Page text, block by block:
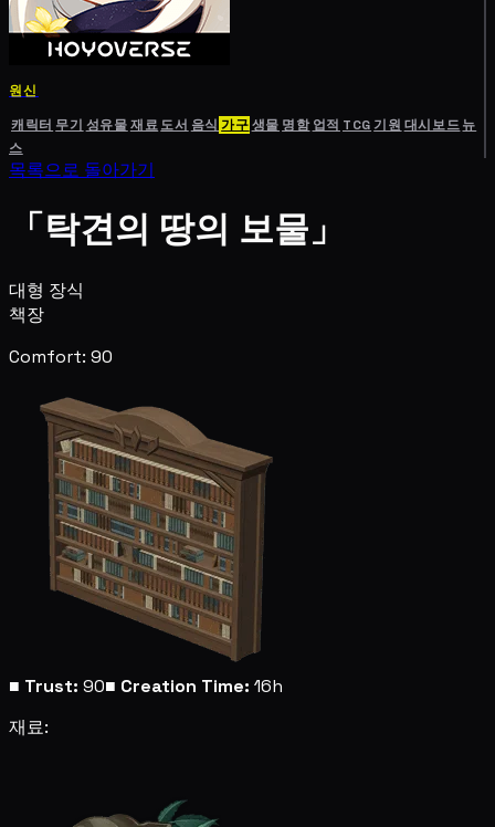
원신
캐릭터 무기 성유물재료도서 음식 가구생물 명함 업적 TCG기원 대시보드뉴
스
목록으로 돌아가기
「탁견의 땅의 보물」
대형 장식
책장
Comfort: 90
■ Trust: 90■ Creation Time: 16h
재료: